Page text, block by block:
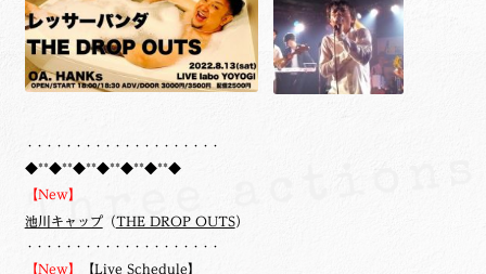
・・・・・・・・・・・・・・・・・・・・
◆**◆**◆**◆**◆**◆**◆
【New】
池川キャップ（THE DROP OUTS）
・・・・・・・・・・・・・・・・・・・・
【New】 【Live Schedule】